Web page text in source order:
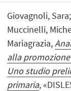
Giovagnoli,
Muccinelli,
Mariagrazia,
alla
Uno studio
primaria,